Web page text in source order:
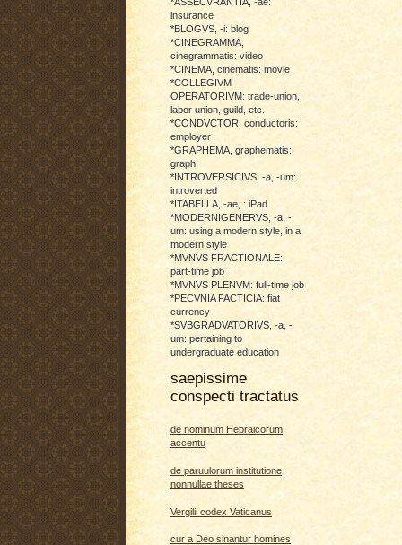
insurance
*BLOGVS, -i: blog
*CINEGRAMMA,
cinegrammatis: video
*CINEMA, cinematis: movie
*COLLEGIVM
OPERATORIVM: trade-union,
labor union, guild, etc.
*CONDVCTOR, conductoris:
employer
*GRAPHEMA, graphematis:
graph
*INTROVERSICIVS, -a, -um:
introverted
*ITABELLA, -ae, : iPad
*MODERNIGENERVS, -a, -
um: using a modern style, in a
modern style
*MVNVS FRACTIONALE:
part-time job
*MVNVS PLENVM: full-time job
*PECVNIA FACTICIA: fiat
currency
*SVBGRADVATORIVS, -a, -
um: pertaining to
undergraduate education
saepissime
conspecti tractatus
de nominum Hebraicorum
accentu
de paruulorum institutione
nonnullae theses
Vergilii codex Vaticanus
cur a Deo sinantur homines